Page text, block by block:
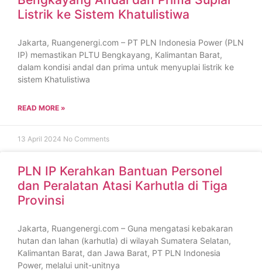
Listrik ke Sistem Khatulistiwa
Jakarta, Ruangenergi.com – PT PLN Indonesia Power (PLN
IP) memastikan PLTU Bengkayang, Kalimantan Barat,
dalam kondisi andal dan prima untuk menyuplai listrik ke
sistem Khatulistiwa
READ MORE »
13 April 2024 No Comments
PLN IP Kerahkan Bantuan Personel
dan Peralatan Atasi Karhutla di Tiga
Provinsi
Jakarta, Ruangenergi.com – Guna mengatasi kebakaran
hutan dan lahan (karhutla) di wilayah Sumatera Selatan,
Kalimantan Barat, dan Jawa Barat, PT PLN Indonesia
Power, melalui unit-unitnya